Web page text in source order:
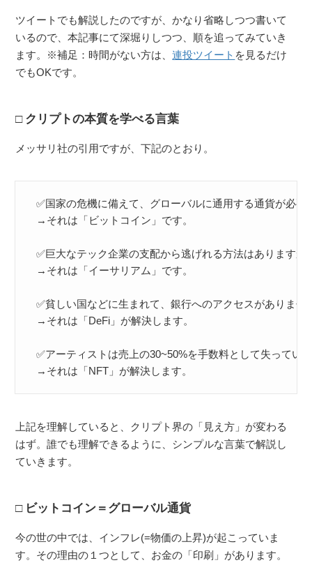
ツイートでも解説したのですが、かなり省略しつつ書いて
いるので、本記事にて深堀りしつつ、順を追ってみていき
ます。※補足：時間がない方は、連投ツイート を見るだけ
でもOKです。
クリプトの本質を学べる言葉
メッサリ社の引用ですが、下記のとおり。
✅国家の危機に備えて、グローバルに通用する通貨が必要
→それは「ビットコイン」です。
✅巨大なテック企業の支配から逃げれる方法はありますか
→それは「イーサリアム」です。
✅貧しい国などに生まれて、銀行へのアクセスがありませ
→それは「DeFi」が解決します。
✅アーティストは売上の30~50%を手数料として失ってい
→それは「NFT」が解決します。
上記を理解していると、クリプト界の「見え方」が変わる
はず。誰でも理解できるように、シンプルな言葉で解説し
ていきます。
ビットコイン＝グローバル通貨
今の世の中では、インフレ(=物価の上昇)が起こっていま
す。その理由の１つとして、お金の「印刷」があります。